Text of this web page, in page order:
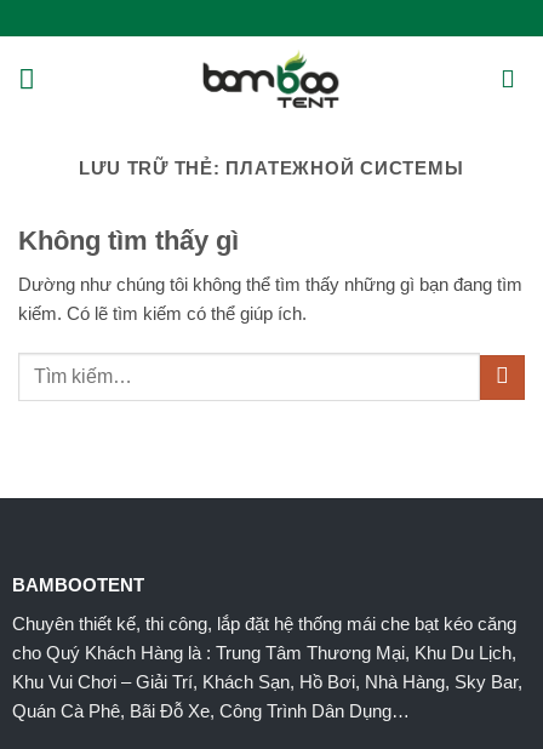
qua
nội
LƯU TRỮ THẺ: ПЛАТЕЖНОЙ СИСТЕМЫ
Không tìm thấy gì
Dường như chúng tôi không thể tìm thấy những gì bạn đang tìm
kiếm. Có lẽ tìm kiếm có thể giúp ích.
BAMBOOTENT
Chuyên thiết kế, thi công, lắp đặt hệ thống mái che bạt kéo căng
cho Quý Khách Hàng là : Trung Tâm Thương Mại, Khu Du Lịch,
Khu Vui Chơi – Giải Trí, Khách Sạn, Hồ Bơi, Nhà Hàng, Sky Bar,
Quán Cà Phê, Bãi Đỗ Xe, Công Trình Dân Dụng…